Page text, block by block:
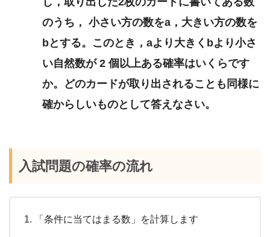
のうち， 小さい方の数をa，大きい方の数を
bとする。このとき，aより大きくbより小さ
い自然数が 2 個以上ある確率はいくらです
か。どのカードが取り出されることも同様に
確からしいものとして答えなさい。
入試問題の確率の流れ
「条件に当てはまる数」を計算します